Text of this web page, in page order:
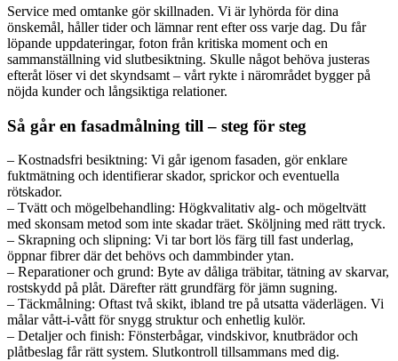
Service med omtanke gör skillnaden. Vi är lyhörda för dina
önskemål, håller tider och lämnar rent efter oss varje dag. Du får
löpande uppdateringar, foton från kritiska moment och en
sammanställning vid slutbesiktning. Skulle något behöva justeras
efteråt löser vi det skyndsamt – vårt rykte i närområdet bygger på
nöjda kunder och långsiktiga relationer.
Så går en fasadmålning till – steg för steg
– Kostnadsfri besiktning: Vi går igenom fasaden, gör enklare
fuktmätning och identifierar skador, sprickor och eventuella
rötskador.
– Tvätt och mögelbehandling: Högkvalitativ alg- och mögeltvätt
med skonsam metod som inte skadar träet. Sköljning med rätt tryck.
– Skrapning och slipning: Vi tar bort lös färg till fast underlag,
öppnar fibrer där det behövs och dammbinder ytan.
– Reparationer och grund: Byte av dåliga träbitar, tätning av skarvar,
rostskydd på plåt. Därefter rätt grundfärg för jämn sugning.
– Täckmålning: Oftast två skikt, ibland tre på utsatta väderlägen. Vi
målar vått-i-vått för snygg struktur och enhetlig kulör.
– Detaljer och finish: Fönsterbågar, vindskivor, knutbrädor och
plåtbeslag får rätt system. Slutkontroll tillsammans med dig.